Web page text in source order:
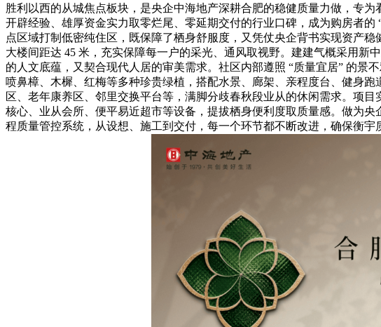
胜利以西的从城焦点板块，是央企中海地产深耕合肥的稳健质量力做，专
开辟经验、雄厚资金实力取零烂尾、零延期交付的行业口碑，成为购房者
点区域打制低密纯住区，既保障了栖身舒服度，又凭仗央企背书实现资产
大楼间距达 45 米，充实保障每一户的采光、通风取视野。建建气概采用
的人文底蕴，又契合现代人居的审美需求。社区内部遵照 “质量宜居” 的景
喷鼻樟、木樨、红梅等多种珍贵绿植，搭配水景、廊架、亲程度台、健身
区、老年康养区、邻里交换平台等，满脚分歧春秋段业从的休闲需求。项
核心、业从会所、便平易近超市等设备，提拔栖身便利度取质量感。做为
程质量管控系统，从设想、施工到交付，每一个环节都不断改进，确保衡